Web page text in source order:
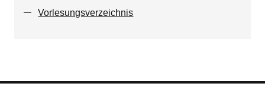
Vorlesungsverzeichnis